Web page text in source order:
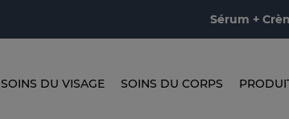
Sérum +
SOINS DU VISAGE SOINS DU CORPS